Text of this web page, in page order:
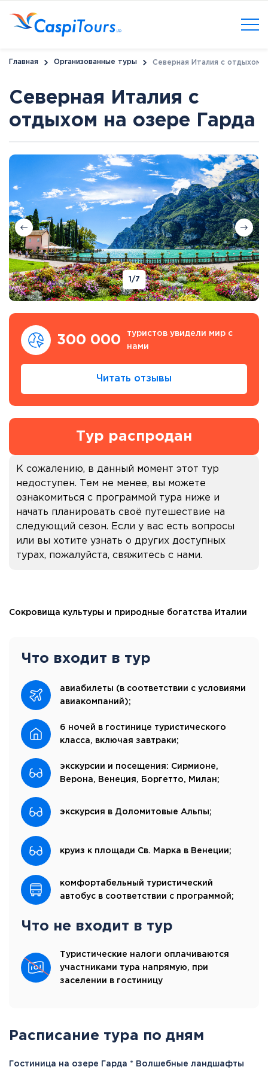
Главная Организованные туры Северная Италия с отдыхом
Северная Италия с
отдыхом на озере Гарда
1 /7
300 000
туристов увидели мир с
нами
Читать отзывы
Тур распродан
К сожалению, в данный момент этот тур
недоступен. Тем не менее, вы можете
ознакомиться с программой тура ниже и
начать планировать своё путешествие на
следующий сезон. Если у вас есть вопросы
или вы хотите узнать о других доступных
турах, пожалуйста, свяжитесь с нами.
Сокровища культуры и природные богатства Италии
Что входит в тур
авиабилеты (в соответствии с условиями
авиакомпаний);
6 ночей в гостинице туристического
класса, включая завтраки;
экскурсии и посещения: Сирмионе,
Верона, Венеция, Боргетто, Милан;
экскурсия в Доломитовые Альпы;
круиз к площади Св. Марка в Венеции;
комфортабельный туристический
автобус в соответствии с программой;
Что не входит в тур
Туристические налоги оплачиваются
участниками тура напрямую, при
заселении в гостиницу
Расписание тура по дням
Гостиница на озере Гарда * Волшебные ландшафты